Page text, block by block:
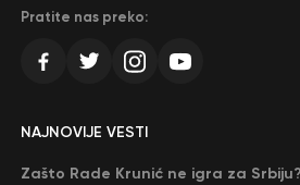
Pratite nas preko:
NAJNOVIJE VESTI